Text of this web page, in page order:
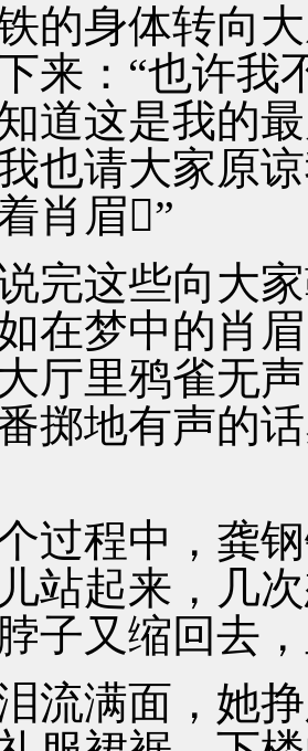
身体转向大
来：“也许我
道这是我的
也请大家原
肖眉”
这些向大家
在梦中的肖
厅里鸦雀无
掷地有声的
程中，龚钢
站起来，几
子又缩回去
满面，她挣